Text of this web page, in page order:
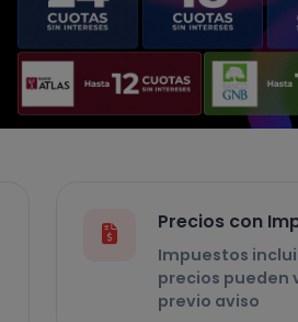
Precios con
Impuestos
precios pueden
previo aviso